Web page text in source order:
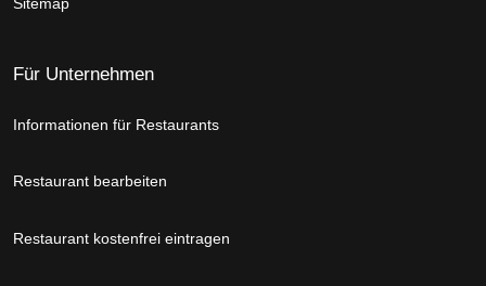
Für Unternehmen
Informationen für Restaurants
Restaurant bearbeiten
Restaurant kostenfrei eintragen